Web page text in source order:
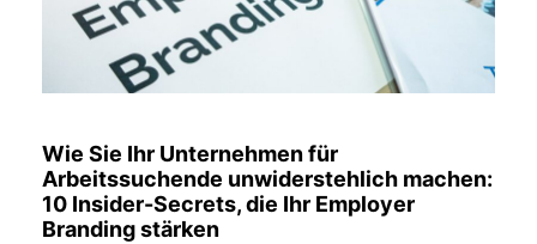
Wie Sie Ihr Unternehmen für
Arbeitssuchende unwiderstehlich machen:
10 Insider-Secrets, die Ihr Employer
Branding stärken